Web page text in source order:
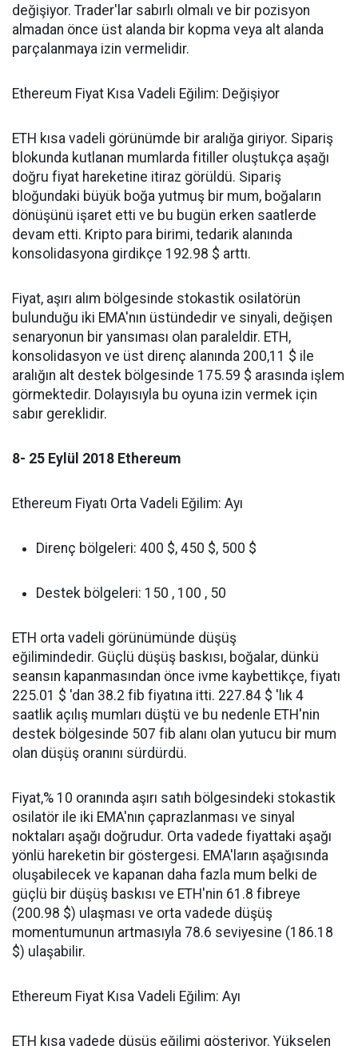
değişiyor. Trader'lar sabırlı olmalı ve bir pozisyon
almadan önce üst alanda bir kopma veya alt alanda
parçalanmaya izin vermelidir.
Ethereum Fiyat Kısa Vadeli Eğilim: Değişiyor
ETH kısa vadeli görünümde bir aralığa giriyor. Sipariş
blokunda kutlanan mumlarda fitiller oluştukça aşağı
doğru fiyat hareketine itiraz görüldü. Sipariş
bloğundaki büyük boğa yutmuş bir mum, boğaların
dönüşünü işaret etti ve bu bugün erken saatlerde
devam etti. Kripto para birimi, tedarik alanında
konsolidasyona girdikçe 192.98 $ arttı.
Fiyat, aşırı alım bölgesinde stokastik osilatörün
bulunduğu iki EMA'nın üstündedir ve sinyali, değişen
senaryonun bir yansıması olan paraleldir. ETH,
konsolidasyon ve üst direnç alanında 200,11 $ ile
aralığın alt destek bölgesinde 175.59 $ arasında işlem
görmektedir. Dolayısıyla bu oyuna izin vermek için
sabır gereklidir.
8- 25 Eylül 2018 Ethereum
Ethereum Fiyatı Orta Vadeli Eğilim: Ayı
Direnç bölgeleri: 400 $, 450 $, 500 $
Destek bölgeleri: 150 , 100 , 50
ETH orta vadeli görünümünde düşüş
eğilimindedir. Güçlü düşüş baskısı, boğalar, dünkü
seansın kapanmasından önce ivme kaybettikçe, fiyatı
225.01 $ 'dan 38.2 fib fiyatına itti. 227.84 $ 'lık 4
saatlik açılış mumları düştü ve bu nedenle ETH'nin
destek bölgesinde 507 fib alanı olan yutucu bir mum
olan düşüş oranını sürdürdü.
Fiyat,% 10 oranında aşırı satıh bölgesindeki stokastik
osilatör ile iki EMA'nın çaprazlanması ve sinyal
noktaları aşağı doğrudur. Orta vadede fiyattaki aşağı
yönlü hareketin bir göstergesi. EMA'ların aşağısında
oluşabilecek ve kapanan daha fazla mum belki de
güçlü bir düşüş baskısı ve ETH'nin 61.8 fibreye
(200.98 $) ulaşması ve orta vadede düşüş
momentumunun artmasıyla 78.6 seviyesine (186.18
$) ulaşabilir.
Ethereum Fiyat Kısa Vadeli Eğilim: Ayı
ETH kısa vadede düşüş eğilimi gösteriyor. Yükselen